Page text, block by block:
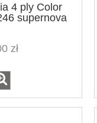
4 ply Color
supernova
zł